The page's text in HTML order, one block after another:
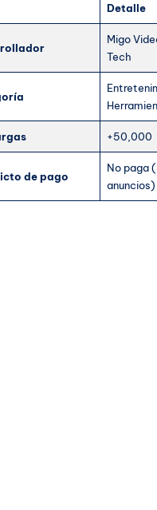
Detalle
Migo
Tech
+50,000
de pago
No paga
anuncios)